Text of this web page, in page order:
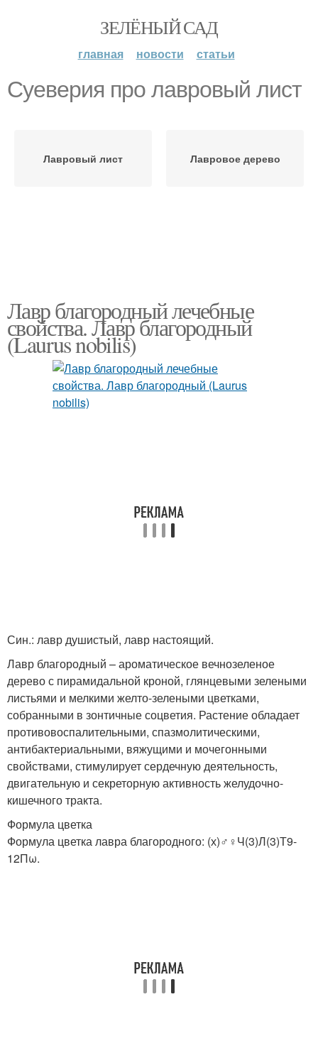
ЗЕЛЁНЫЙ САД
главная новости статьи
Суеверия про лавровый лист
Лавровый лист Лавровое дерево
Лавр благородный лечебные
свойства. Лавр благородный
(Laurus nobilis)
Син.: лавр душистый, лавр настоящий.
Лавр благородный – ароматическое вечнозеленое
дерево с пирамидальной кроной, глянцевыми зелеными
листьями и мелкими желто-зелеными цветками,
собранными в зонтичные соцветия. Растение обладает
противовоспалительными, спазмолитическими,
антибактериальными, вяжущими и мочегонными
свойствами, стимулирует сердечную деятельность,
двигательную и секреторную активность желудочно-
кишечного тракта.
Формула цветка
Формула цветка лавра благородного: (х)♂♀Ч(3)Л(3)Т9-
12Пω.